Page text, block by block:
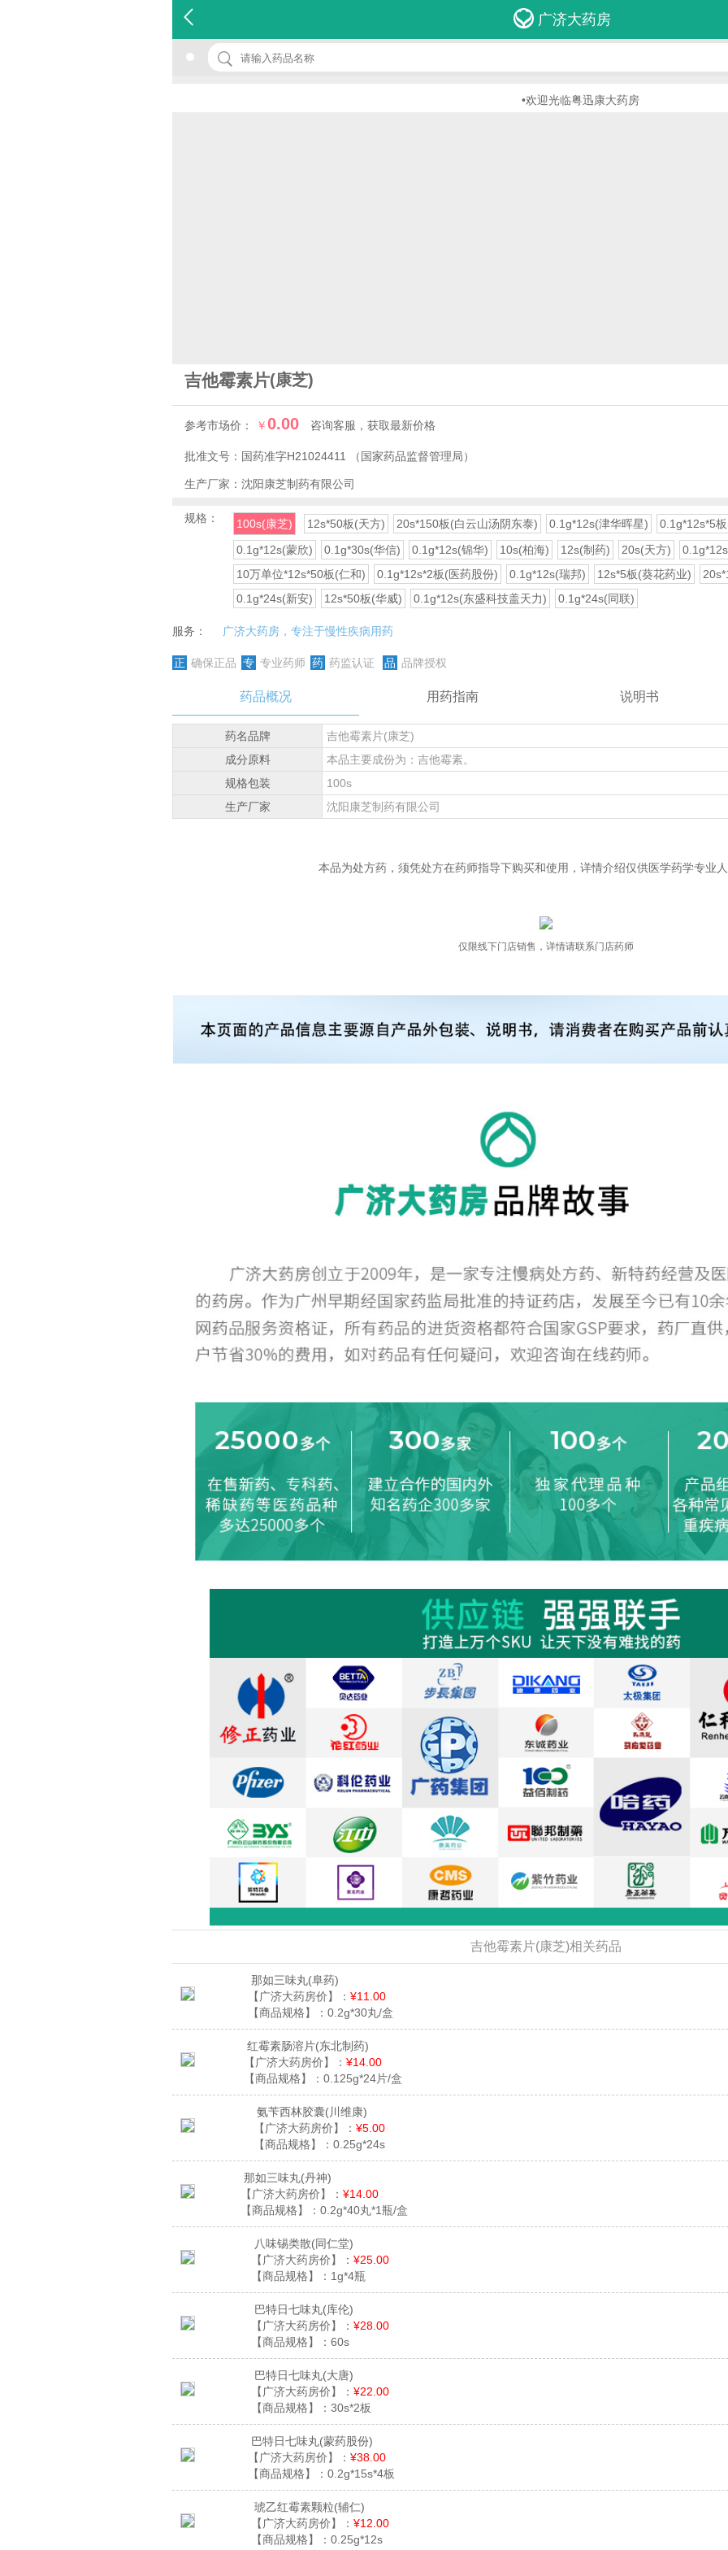
广济大药房
•欢迎光临粤迅康大药房
吉他霉素片(康芝)
参考市场价： ￥0.00 咨询客服，获取最新价格
批准文号： 国药准字H21024411 （国家药品监督管理局）
生产厂家： 沈阳康芝制药有限公司
规格： 100s(康芝) 12s*50板(天方) 20s*150板(白云山汤阴东泰) 0.1g*12s(津华晖星)
0.1g*12s*5
0.1g*12s(蒙欣)
0.1g*30s(华信) 0.1g*12s(锦华) 10s(柏海) 12s(制药) 20s(天方)
10万单位*12s*50板(仁和)
0.1g*12s*2板(医药股份) 0.1g*12s(瑞邦) 12s*5板(葵花药业)
0.1g*24s(新安)
12s*50板(华威) 0.1g*12s(东盛科技盖天力) 0.1g*24s(同联)
服务： 广济大药房，专注于慢性疾病用药
正 确保正品 专 专业药师 药 药监认证 品 品牌授权
药品概况 用药指南 说明书
药名品牌
吉他霉素片(康芝)
成分原料
本品主要成份为：吉他霉素。
规格包装
100s
生产厂家
沈阳康芝制药有限公司
本品为处方药，须凭处方在药师指导下购买和使用，详情介绍仅供医学药学专业
仅限线下门店销售，详情请联系门店药师
吉他霉素片(康芝)相关药品
那如三味丸(阜药)
【广济大药房价】： ¥11.00
【商品规格】： 0.2g*30丸/盒
红霉素肠溶片(东北制药)
【广济大药房价】： ¥14.00
【商品规格】： 0.125g*24片/盒
氨苄西林胶囊(川维康)
【广济大药房价】： ¥5.00
【商品规格】： 0.25g*24s
那如三味丸(丹神)
【广济大药房价】： ¥14.00
【商品规格】： 0.2g*40丸*1瓶/盒
八味锡类散(同仁堂)
【广济大药房价】： ¥25.00
【商品规格】： 1g*4瓶
巴特日七味丸(库伦)
【广济大药房价】： ¥28.00
【商品规格】： 60s
巴特日七味丸(大唐)
【广济大药房价】： ¥22.00
【商品规格】： 30s*2板
巴特日七味丸(蒙药股份)
【广济大药房价】： ¥38.00
【商品规格】： 0.2g*15s*4板
琥乙红霉素颗粒(辅仁)
【广济大药房价】： ¥12.00
【商品规格】： 0.25g*12s